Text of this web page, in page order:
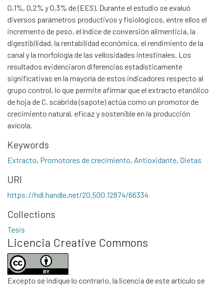
Communities & Collections
All of DSpace
Statistics
0,1%, 0,2% y 0,3% de (EES). Durante el estudio se evaluó
diversos parámetros productivos y fisiológicos, entre ellos el
incremento de peso, el índice de conversión alimenticia, la
digestibilidad, la rentabilidad económica, el rendimiento de la
canal y la morfología de las vellosidades intestinales. Los
resultados evidenciaron diferencias estadísticamente
significativas en la mayoría de estos indicadores respecto al
grupo control, lo que permite afirmar que el extracto etanólico
de hoja de C. scabrida (sapote) actúa como un promotor de
crecimiento natural, eficaz y sostenible en la producción
avícola.
Keywords
Extracto, Promotores de crecimiento, Antioxidante, Dietas
URI
https://hdl.handle.net/20.500.12874/66334
Collections
Tesis
Licencia Creative Commons
Excepto se indique lo contrario, la licencia de este artículo se